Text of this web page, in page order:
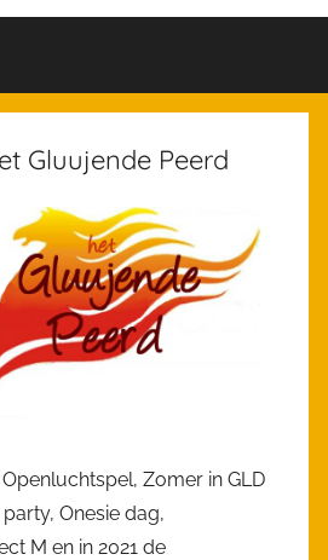
Gluujende Peerd
Zomer in GLD
Onesie dag,
M en in 2021 de